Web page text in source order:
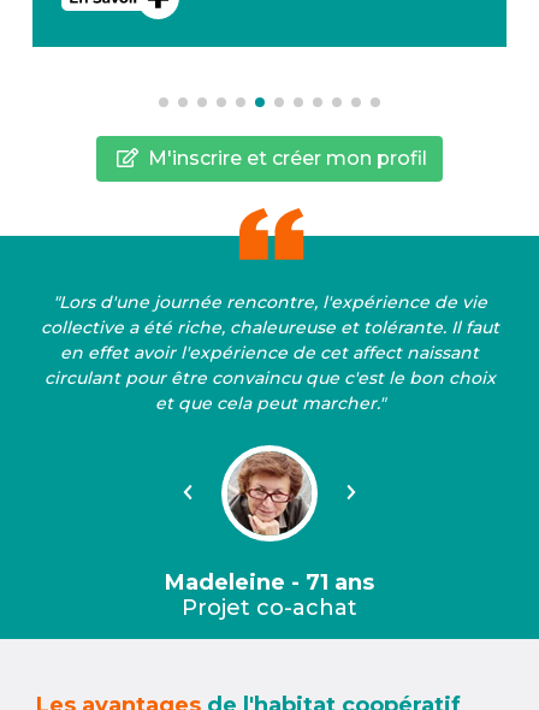
M'inscrire et créer mon profil
"Lors d'une journée rencontre, l'expérience de vie
collective a été riche, chaleureuse et tolérante. Il faut
en effet avoir l'expérience de cet affect naissant
circulant pour être convaincu que c'est le bon choix
et que cela peut marcher."
Précédent Suivant
Madeleine - 71 ans
Projet co-achat